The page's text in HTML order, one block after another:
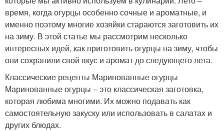
время, когда огурцы особенно сочные и ароматные, и
именно поэтому многие хозяйки стараются заготовить их
на зиму. В этой статье мы рассмотрим несколько
интересных идей, как приготовить огурцы на зиму, чтобы
они сохранили свой вкус и аромат до следующего лета.
Классические рецепты Маринованные огурцы
Маринованные огурцы – это классическая заготовка,
которая любима многими. Их можно подавать как
самостоятельную закуску или использовать в салатах и
других блюдах.